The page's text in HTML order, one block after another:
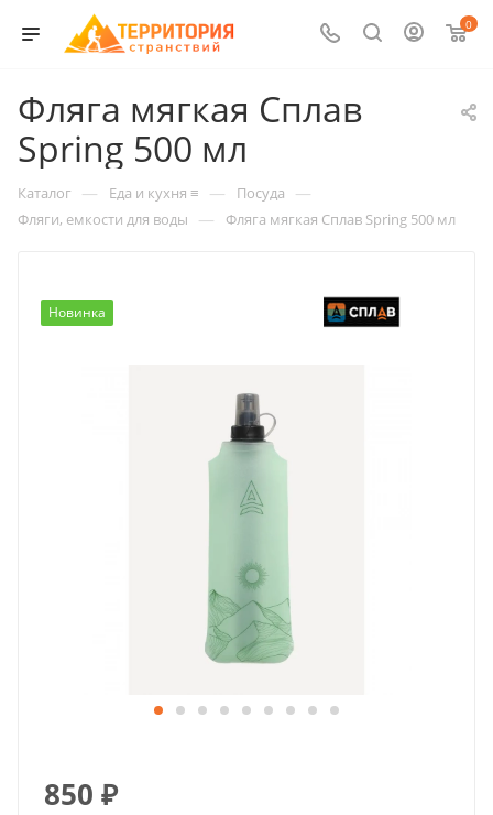
0
Фляга мягкая Сплав
Spring 500 мл
Каталог — Еда и кухня ≡ — Посуда —
Фляги, емкости для воды — Фляга мягкая Сплав Spring 500 мл
Новинка
850 ₽